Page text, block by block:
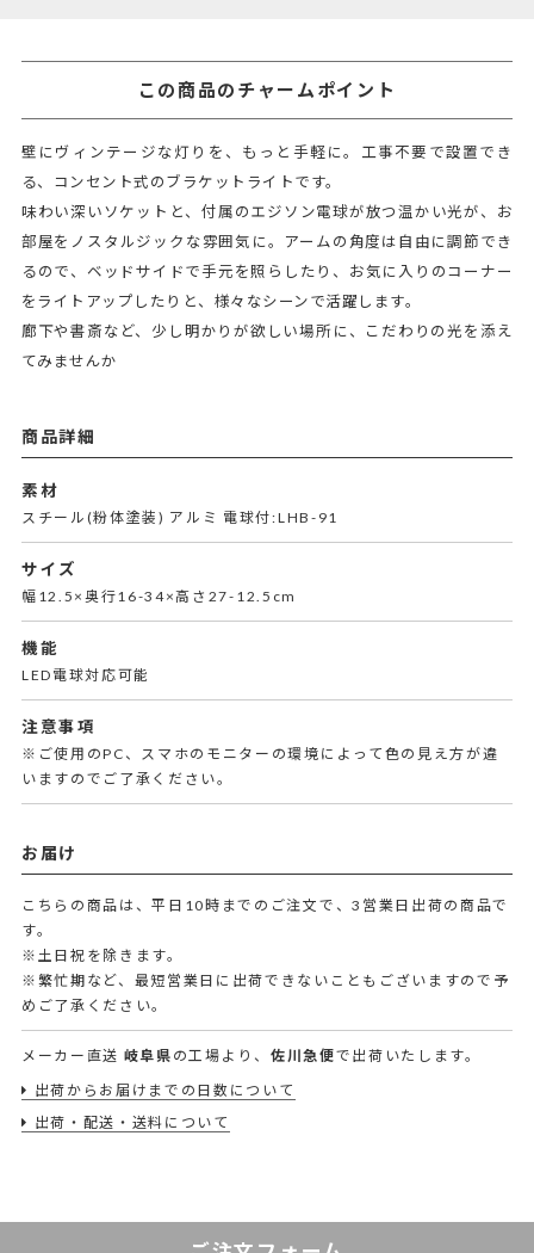
この商品のチャームポイント
壁にヴィンテージな灯りを、もっと手軽に。工事不要で設置でき
る、コンセント式のブラケットライトです。
味わい深いソケットと、付属のエジソン電球が放つ温かい光が、お
部屋をノスタルジックな雰囲気に。アームの角度は自由に調節でき
るので、ベッドサイドで手元を照らしたり、お気に入りのコーナー
をライトアップしたりと、様々なシーンで活躍します。
廊下や書斎など、少し明かりが欲しい場所に、こだわりの光を添え
てみませんか
商品詳細
素材
スチール(粉体塗装) アルミ 電球付:LHB-91
サイズ
幅12.5×奥行16-34×高さ27-12.5cm
機能
LED電球対応可能
注意事項
※ご使用のPC、スマホのモニターの環境によって色の見え方が違
いますのでご了承ください。
お届け
こちらの商品は、平日10時までのご注文で、3営業日出荷の商品で
す。
※土日祝を除きます。
※繁忙期など、最短営業日に出荷できないこともございますので予
めご了承ください。
メーカー直送 岐阜県 の工場より、 佐川急便で出荷いたします。
出荷からお届けまでの日数について
出荷・配送・送料について